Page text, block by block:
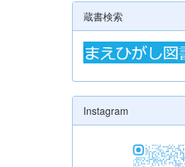
蔵書検索
Instagram